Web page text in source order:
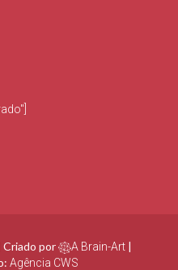
por A Brain-Art|
Agência CWS